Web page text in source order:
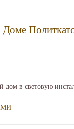
в световую